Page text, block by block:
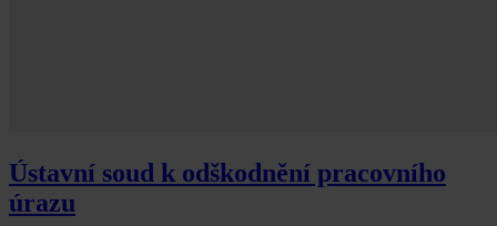
Ústavní soud k odškodnění pracovního
úrazu